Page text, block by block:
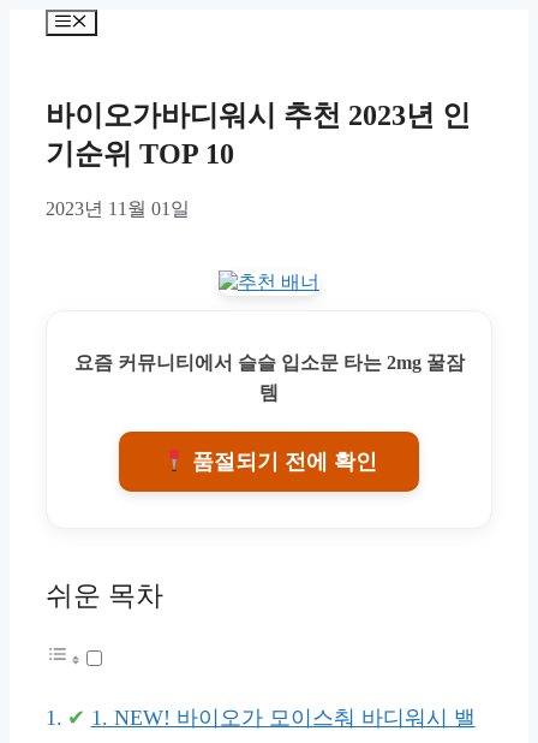
Menu
바이오가바디워시 추천 2023년 인
기순위 TOP 10
2023년 11월 01일
요즘 커뮤니티에서 슬슬 입소문 타는 2mg 꿀잠
템
품절되기 전에 확인
쉬운 목차
1. NEW! 바이오가 모이스춰 바디워시 밸